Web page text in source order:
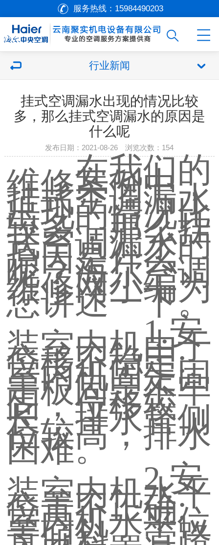
服务热线： 15984490203
行业新闻
挂式空调漏水出现的情况比较
多，那么挂式空调漏水的原因是
什么呢
发布日期：2021-08-26 浏览次数： 154
在我们的
维修案例中，
挂式空调漏水
出现的情况比
较多，那么挂
式空调漏水的
原因是什么
呢？海尔空调
维修网小编为
您讲述一下。
1.安
装室内机由于
位移不稳定:
室内机固定固
定板固定不牢
固，位移较
长，排水管侧
位较高，排水
困难。
2.安
装室内机水平
位置不正确:
室内机水平位
置倾斜，管路